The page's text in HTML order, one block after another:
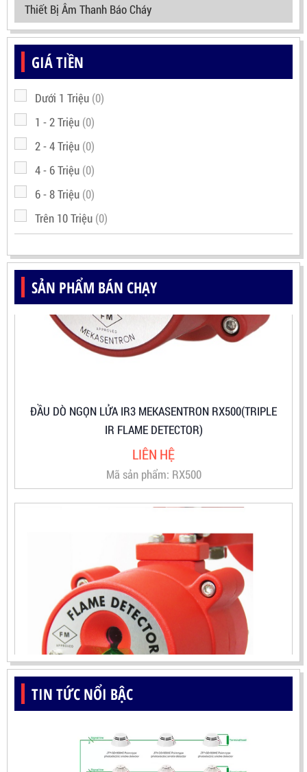
Thiết Bị Âm Thanh Báo Cháy
GIÁ TIỀN
Dưới 1 Triệu (0)
1 - 2 Triệu (0)
2 - 4 Triệu (0)
4 - 6 Triệu (0)
6 - 8 Triệu (0)
Trên 10 Triệu (0)
SẢN PHẨM BÁN CHẠY
LIÊN HỆ
ĐẦU BÁO LỬA UV-IR CHỐNG NỔ-UX150 KOREA
TIN TỨC NỔI BẬC